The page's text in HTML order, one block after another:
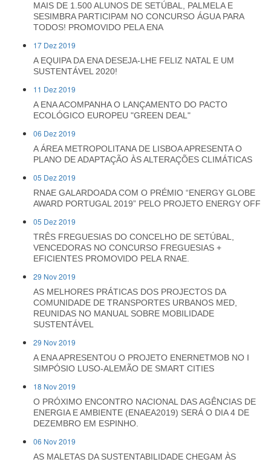
MAIS DE 1.500 ALUNOS DE SETÚBAL, PALMELA E
SESIMBRA PARTICIPAM NO CONCURSO ÁGUA PARA
TODOS! PROMOVIDO PELA ENA
17 Dez 2019
A EQUIPA DA ENA DESEJA-LHE FELIZ NATAL E UM
SUSTENTÁVEL 2020!
11 Dez 2019
A ENA ACOMPANHA O LANÇAMENTO DO PACTO
ECOLÓGICO EUROPEU "GREEN DEAL"
06 Dez 2019
A ÁREA METROPOLITANA DE LISBOA APRESENTA O
PLANO DE ADAPTAÇÃO ÀS ALTERAÇÕES CLIMÁTICAS
05 Dez 2019
RNAE GALARDOADA COM O PRÉMIO “ENERGY GLOBE
AWARD PORTUGAL 2019” PELO PROJETO ENERGY OFF
05 Dez 2019
TRÊS FREGUESIAS DO CONCELHO DE SETÚBAL,
VENCEDORAS NO CONCURSO FREGUESIAS +
EFICIENTES PROMOVIDO PELA RNAE.
29 Nov 2019
AS MELHORES PRÁTICAS DOS PROJECTOS DA
COMUNIDADE DE TRANSPORTES URBANOS MED,
REUNIDAS NO MANUAL SOBRE MOBILIDADE
SUSTENTÁVEL
29 Nov 2019
A ENA APRESENTOU O PROJETO ENERNETMOB NO I
SIMPÓSIO LUSO-ALEMÃO DE SMART CITIES
18 Nov 2019
O PRÓXIMO ENCONTRO NACIONAL DAS AGÊNCIAS DE
ENERGIA E AMBIENTE (ENAEA2019) SERÁ O DIA 4 DE
DEZEMBRO EM ESPINHO.
06 Nov 2019
AS MALETAS DA SUSTENTABILIDADE CHEGAM ÀS